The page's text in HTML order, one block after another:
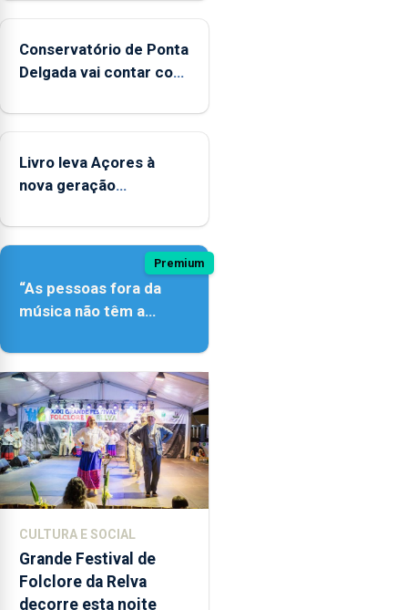
Conservatório de Ponta
Delgada vai contar com
Livro leva Açores à
nova geração
Premium
“As pessoas fora da
música não têm a
produzir uma música”
CULTURA E SOCIAL
Grande Festival de
Folclore da Relva
decorre esta noite